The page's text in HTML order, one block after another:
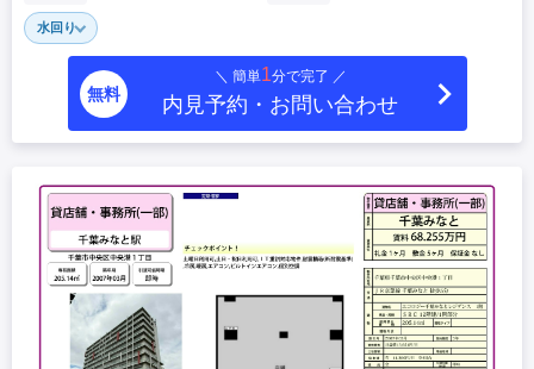
水回り
無料
＼ 簡単1分で完了 ／
内見予約・お問い合わせ